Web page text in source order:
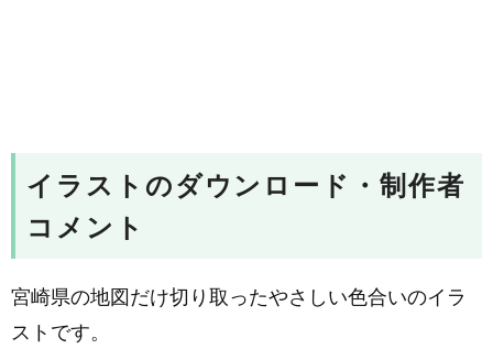
イラストのダウンロード・制作者
コメント
宮崎県の地図だけ切り取ったやさしい色合いのイラ
ストです。